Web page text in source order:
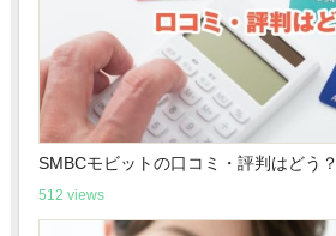
SMBCモビットの口コミ・評判はどう？
512 views